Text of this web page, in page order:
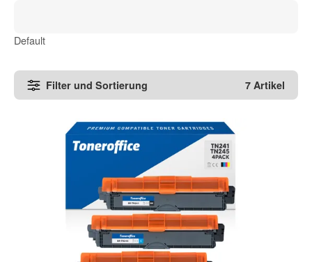
Default
Filter und Sortierung 7 Artikel